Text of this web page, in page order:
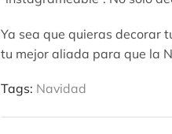
Ya sea que quieras decorar
tu mejor aliada para que la
Tags: Navidad